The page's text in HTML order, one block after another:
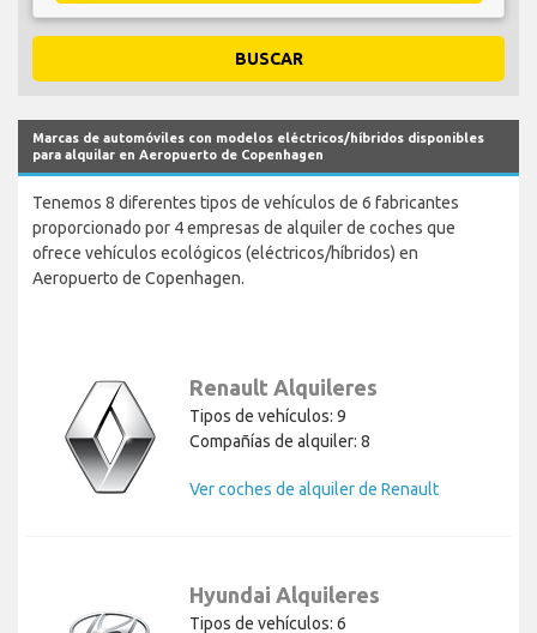
BUSCAR
Marcas de automóviles con modelos eléctricos/híbridos disponibles
para alquilar en Aeropuerto de Copenhagen
Tenemos 8 diferentes tipos de vehículos de 6 fabricantes
proporcionado por 4 empresas de alquiler de coches que
ofrece vehículos ecológicos (eléctricos/híbridos) en
Aeropuerto de Copenhagen.
Renault Alquileres
Tipos de vehículos: 9
Compañías de alquiler: 8
Ver coches de alquiler de Renault
Hyundai Alquileres
Tipos de vehículos: 6